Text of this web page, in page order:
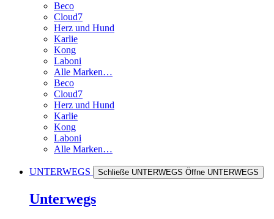
Beco
Cloud7
Herz und Hund
Karlie
Kong
Laboni
Alle Marken…
Beco
Cloud7
Herz und Hund
Karlie
Kong
Laboni
Alle Marken…
UNTERWEGS Schließe UNTERWEGS Öffne UNTERWEGS
Unterwegs